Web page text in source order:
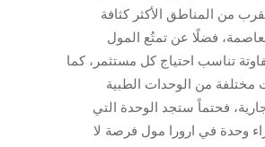
من المناطق الأكثر كثافة
فضلًا عن تمتُع المول
تناسب احتياج كل مستثمر، كما
مختلفة من الوحدات الطبية
فحتماً ستجد الوحدة التي
وحدة في ارورا مول فرصة لا